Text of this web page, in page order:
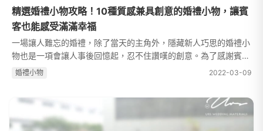
精選婚禮小物攻略！10種質感兼具創意的婚禮小物，讓賓
客也能感受滿滿幸福
一場讓人難忘的婚禮，除了當天的主角外，隱藏新人巧思的婚禮小
物也是一項會讓人事後回憶起，忍不住讚嘆的創意。為了感謝賓客
們前來參加婚禮，採購婚禮小物可是一件必須列在清單上的選項，
婚禮⼩物 2022-03-09